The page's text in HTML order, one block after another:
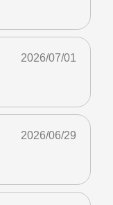
2026/07/01
2026/06/29